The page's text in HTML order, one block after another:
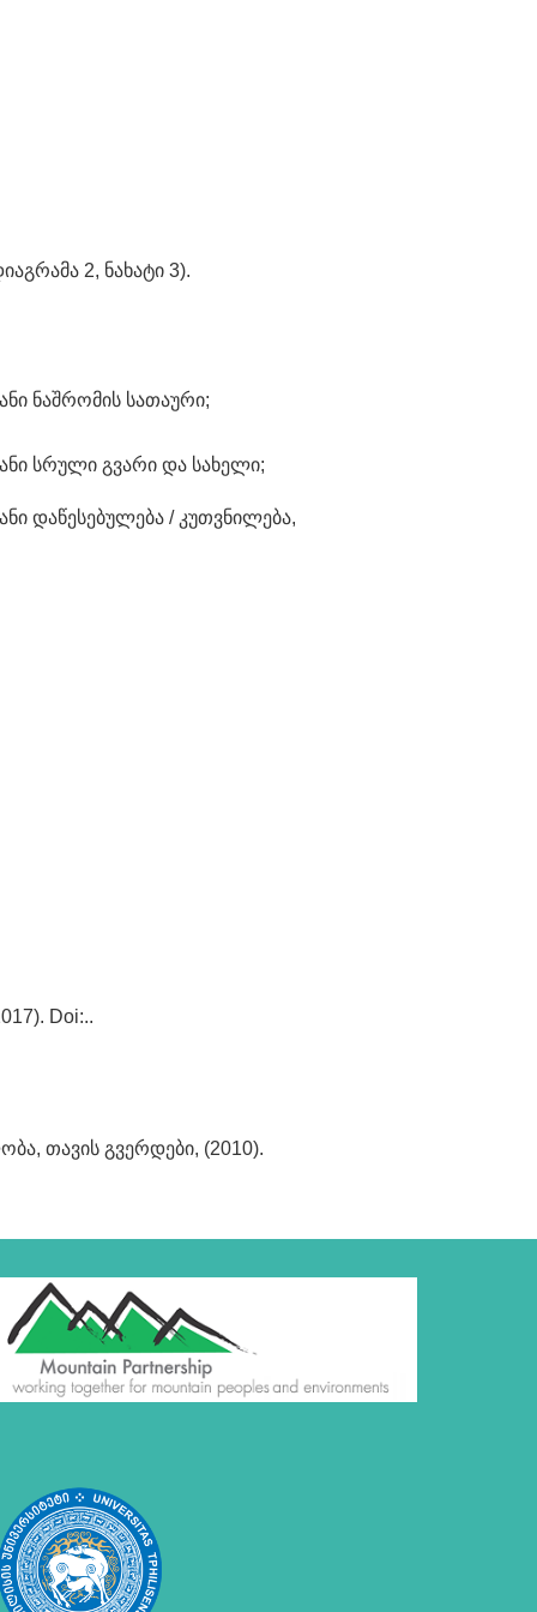
2, ნახატი 3).
ნაშრომის სათაური;
სრული გვარი და სახელი;
დაწესებულება / კუთვნილება,
Doi:..
თავის გვერდები, (2010).